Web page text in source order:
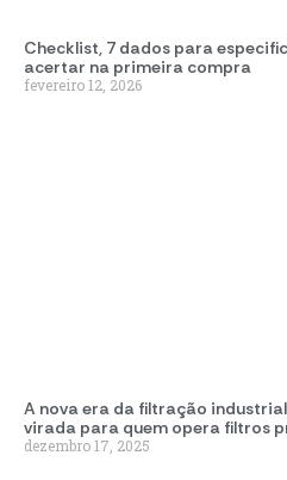
Checklist, 7 dados para
acertar na primeira compra
fevereiro 12, 2026
A nova era da filtração
virada para quem opera filtros
dezembro 17, 2025